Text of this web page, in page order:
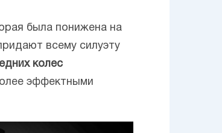
была понижена на
всему силуэту
колес
эффектными